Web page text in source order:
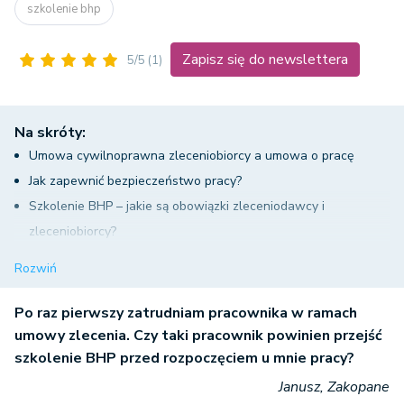
szkolenie bhp
5/5 (1) Zapisz się do newslettera
Na skróty:
Umowa cywilnoprawna zleceniobiorcy a umowa o pracę
Jak zapewnić bezpieczeństwo pracy?
Szkolenie BHP – jakie są obowiązki zleceniodawcy i
zleceniobiorcy?
Rozwiń
Po raz pierwszy zatrudniam pracownika w ramach
umowy zlecenia. Czy taki pracownik powinien przejść
szkolenie BHP przed rozpoczęciem u mnie pracy?
Janusz, Zakopane